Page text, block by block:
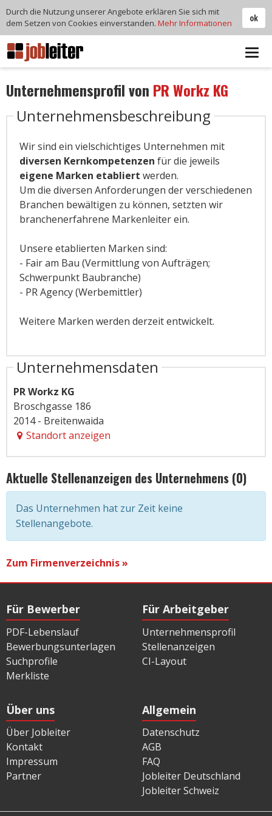
Unternehmensprofil von PR Workz KG
Unternehmensbeschreibung
Wir sind ein vielschichtiges Unternehmen mit
diversen Kernkompetenzen für die jeweils
eigene Marken etabliert werden.
Um die diversen Anforderungen der verschiedenen
Branchen bewältigen zu können, setzten wir
branchenerfahrene Markenleiter ein.
Unsere etablierten Marken sind:
- Fair am Bau (Vermittlung von Aufträgen;
Schwerpunkt Baubranche)
- PR Agency (Werbemittler)
Weitere Marken werden derzeit entwickelt.
Unternehmensdaten
PR Workz KG
Broschgasse 186
2014 - Breitenwaida
Standort anzeigen
Aktuelle Stellenanzeigen des Unternehmens (0)
Das Unternehmen hat zur Zeit keine
Stellenangebote.
Zum Firmenverzeichnis »
Für Bewerber
PDF-Lebenslauf
Bewerbungsunterlagen
Suchprofile
Merkliste
Für Arbeitgeber
Unternehmensprofil
Stellenanzeigen
CI-Layout
Über uns
Über Jobleiter
Kontakt
Impressum
Partner
Allgemein
Datenschutz
AGB
FAQ
Jobleiter Deutschland
Jobleiter Schweiz
ok
Durch die Nutzung unserer Angebote erklären Sie sich mit
dem Setzen von Cookies einverstanden. Mehr Informationen